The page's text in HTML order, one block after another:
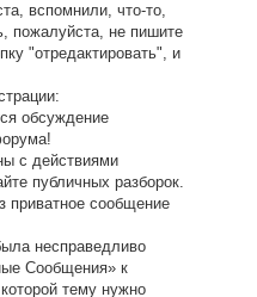
вспомнили, что-то,
пожалуйста, не пишите
"отредактировать", и
обсуждение
с действиями
публичных разборок.
приватное сообщение
несправедливо
Сообщения» к
тему нужно